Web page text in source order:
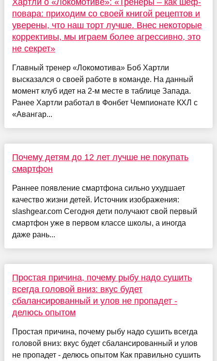
повара: приходим со своей книгой рецептов и
уверены, что наш торт лучше. Внес некоторые
коррективы, мы играем более агрессивно, это
не секрет»
Главный тренер «Локомотива» Боб Хартли
высказался о своей работе в команде. На данный
момент клуб идет на 2-м месте в таблице Запада.
Ранее Хартли работал в Фонбет Чемпионате КХЛ с
«Авангар...
Почему детям до 12 лет лучше не покупать
смартфон
Раннее появление смартфона сильно ухудшает
качество жизни детей. Источник изображения:
slashgear.com Сегодня дети получают свой первый
смартфон уже в первом классе школы, а иногда
даже рань...
Простая причина, почему рыбу надо сушить
всегда головой вниз: вкус будет
сбалансированный и улов не пропадет -
делюсь опытом
Простая причина, почему рыбу надо сушить всегда
головой вниз: вкус будет сбалансированный и улов
не пропадет - делюсь опытом Как правильно сушить